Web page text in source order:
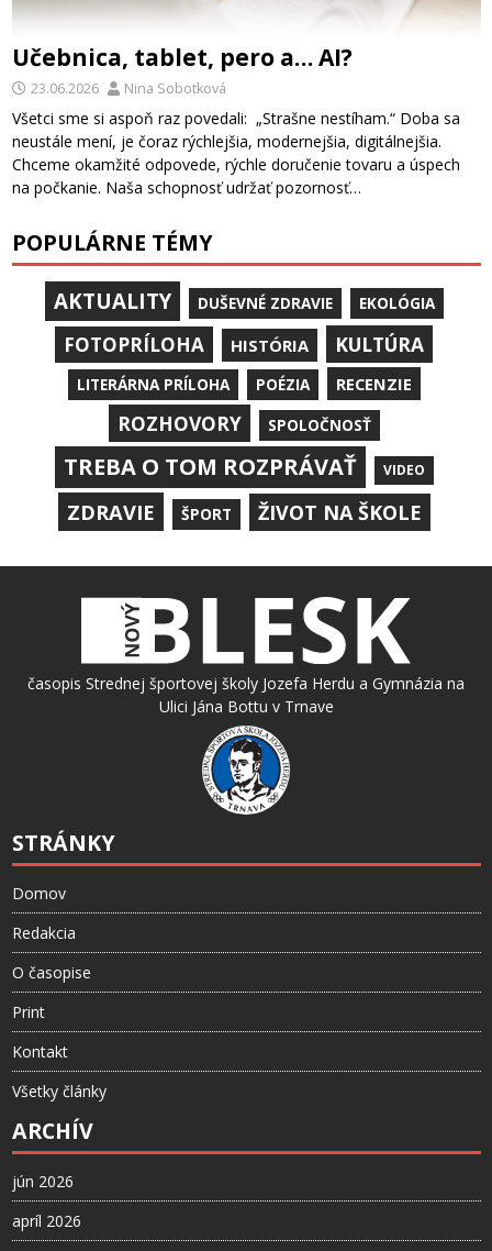
Učebnica, tablet, pero a… AI?
23.06.2026 Nina Sobotková
Všetci sme si aspoň raz povedali: „Strašne nestíham.“ Doba sa
neustále mení, je čoraz rýchlejšia, modernejšia, digitálnejšia.
Chceme okamžité odpovede, rýchle doručenie tovaru a úspech
na počkanie. Naša schopnosť udržať pozornosť…
POPULÁRNE TÉMY
AKTUALITY DUŠEVNÉ ZDRAVIE EKOLÓGIA
FOTOPRÍLOHA HISTÓRIA KULTÚRA
LITERÁRNA PRÍLOHA POÉZIA RECENZIE
ROZHOVORY SPOLOČNOSŤ
TREBA O TOM ROZPRÁVAŤ VIDEO
ZDRAVIE ŠPORT ŽIVOT NA ŠKOLE
časopis Strednej športovej školy Jozefa Herdu a Gymnázia na
Ulici Jána Bottu v Trnave
STRÁNKY
Domov
Redakcia
O časopise
Print
Kontakt
Všetky články
ARCHÍV
jún 2026
apríl 2026